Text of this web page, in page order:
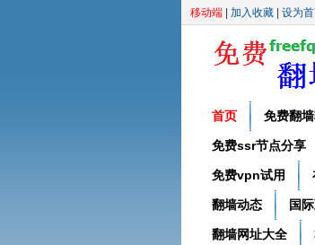
移动端 加入收藏 设为
首页 免费翻
免费ssr节点分享
免费vpn试用
翻墙动态 国
翻墙网址大全